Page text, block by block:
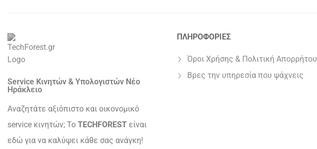
Service Κινητών & Υπολογιστών Νέο
Ηράκλειο
Αναζητάτε αξιόπιστο και οικονομικό
service κινητών; Το TECHFOREST είναι
εδώ για να καλύψει κάθε σας ανάγκη!
ΠΛΗΡΟΦΟΡΙΕΣ
Όροι Χρήσης & Πολιτική Απορρήτου
Βρες την υπηρεσία που ψάχνεις